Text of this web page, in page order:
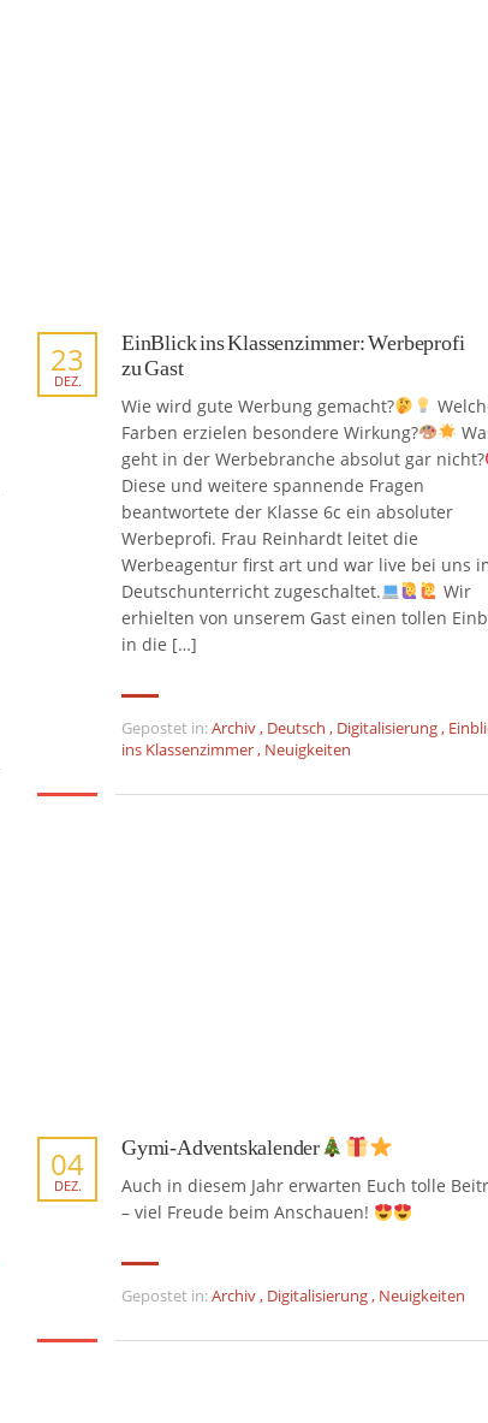
EinBlick ins Klassenzimmer: Werbeprofi
zu Gast
23
DEZ.
Wie wird gute Werbung gemacht?
Farben erzielen besondere Wirkung?
geht in der Werbebranche absolut gar nicht?
Diese und weitere spannende Fragen
beantwortete der Klasse 6c ein absoluter
Werbeprofi. Frau Reinhardt leitet die
Werbeagentur first art und war live bei uns
Deutschunterricht zugeschaltet.
Wir
erhielten von unserem Gast einen tollen
in die […]
Gepostet in:Archiv, Deutsch , Digitalisierung,
ins Klassenzimmer, Neuigkeiten
Gymi-Adventskalender
04
DEZ.
Auch in diesem Jahr erwarten Euch tolle
– viel Freude beim Anschauen!
Gepostet in:Archiv, Digitalisierung, Neuigkeiten